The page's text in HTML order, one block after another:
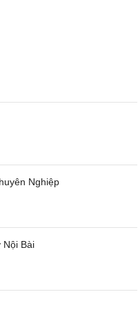
Nghiệp
Nội Bài